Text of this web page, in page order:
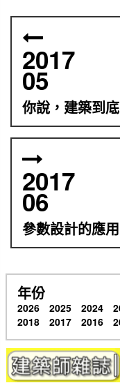
2017
05
你說，建築到
2017
06
參數設計的應用
年份
2026 2025 2024
2018
2017 2016